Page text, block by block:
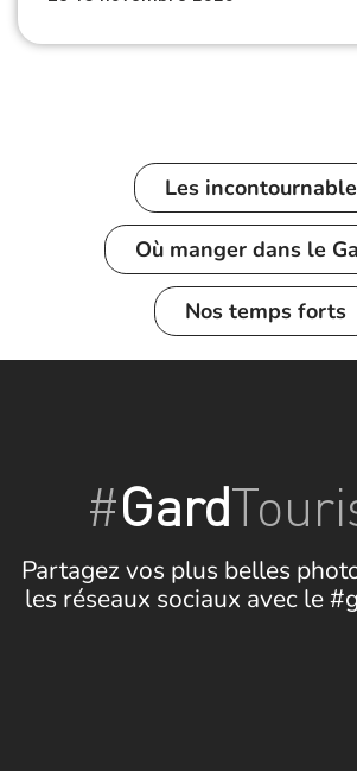
Les
Où manger dans le
Nos temps forts
#Gard
Partagez vos plus belles
les réseaux sociaux avec le